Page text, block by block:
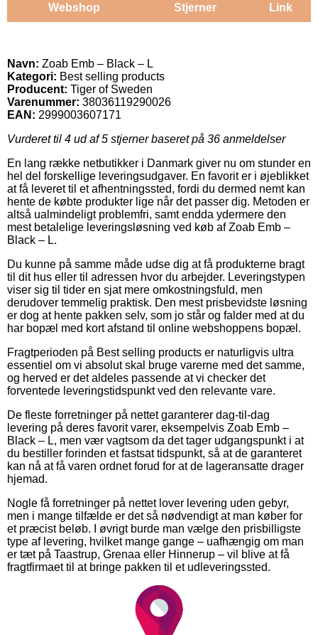
Webshop Stjerner Link
Navn: Zoab Emb – Black – L
Kategori: Best selling products
Producent: Tiger of Sweden
Varenummer: 38036119290026
EAN: 2999003607171
Vurderet til 4 ud af 5 stjerner baseret på 36 anmeldelser
En lang række netbutikker i Danmark giver nu om stunder en
hel del forskellige leveringsudgaver. En favorit er i øjeblikket
at få leveret til et afhentningssted, fordi du dermed nemt kan
hente de købte produkter lige når det passer dig. Metoden er
altså ualmindeligt problemfri, samt endda ydermere den
mest betalelige leveringsløsning ved køb af Zoab Emb –
Black – L.
Du kunne på samme måde udse dig at få produkterne bragt
til dit hus eller til adressen hvor du arbejder. Leveringstypen
viser sig til tider en sjat mere omkostningsfuld, men
derudover temmelig praktisk. Den mest prisbevidste løsning
er dog at hente pakken selv, som jo står og falder med at du
har bopæl med kort afstand til online webshoppens bopæl.
Fragtperioden på Best selling products er naturligvis ultra
essentiel om vi absolut skal bruge varerne med det samme,
og herved er det aldeles passende at vi checker det
forventede leveringstidspunkt ved den relevante vare.
De fleste forretninger på nettet garanterer dag-til-dag
levering på deres favorit varer, eksempelvis Zoab Emb –
Black – L, men vær vagtsom da det tager udgangspunkt i at
du bestiller forinden et fastsat tidspunkt, så at de garanteret
kan nå at få varen ordnet forud for at de lageransatte drager
hjemad.
Nogle få forretninger på nettet lover levering uden gebyr,
men i mange tilfælde er det så nødvendigt at man køber for
et præcist beløb. I øvrigt burde man vælge den prisbilligste
type af levering, hvilket mange gange – uafhængig om man
er tæt på Taastrup, Grenaa eller Hinnerup – vil blive at få
fragtfirmaet til at bringe pakken til et udleveringssted.